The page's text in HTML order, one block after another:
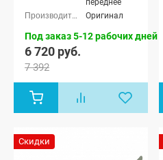
переднее
Оригинал
Под заказ 5-12 рабочих дней
6 720 руб.
7 392
Скидки